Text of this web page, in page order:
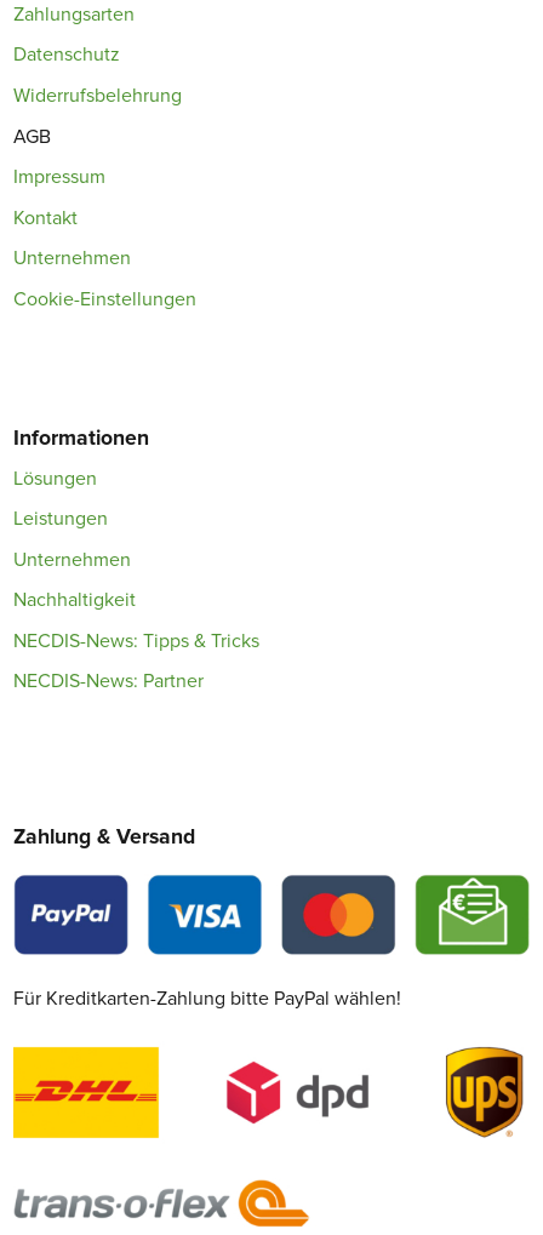
Zahlungsarten
Datenschutz
Widerrufsbelehrung
AGB
Impressum
Kontakt
Unternehmen
Cookie-Einstellungen
Informationen
Lösungen
Leistungen
Unternehmen
Nachhaltigkeit
NECDIS-News: Tipps & Tricks
NECDIS-News: Partner
Zahlung & Versand
Für Kreditkarten-Zahlung bitte PayPal wählen!